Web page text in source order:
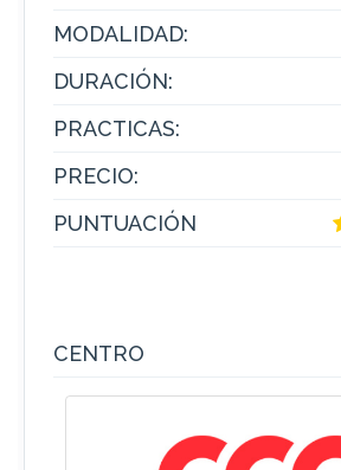
MODALIDAD:
DURACIÓN:
PRACTICAS:
PRECIO:
PUNTUACIÓN
CENTRO